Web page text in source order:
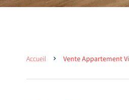
Accueil Vente Appartement